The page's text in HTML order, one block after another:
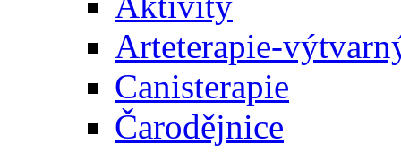
Arteterapie-
Canisterapie
Čarodějnice